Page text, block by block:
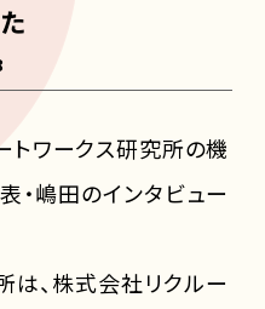
トワークス研究所の機
・嶋田のインタビュー
は、株式会社リクルー